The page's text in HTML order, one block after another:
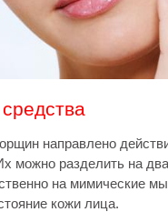
направлено
можно разделить на
на мимические
кожи лица.